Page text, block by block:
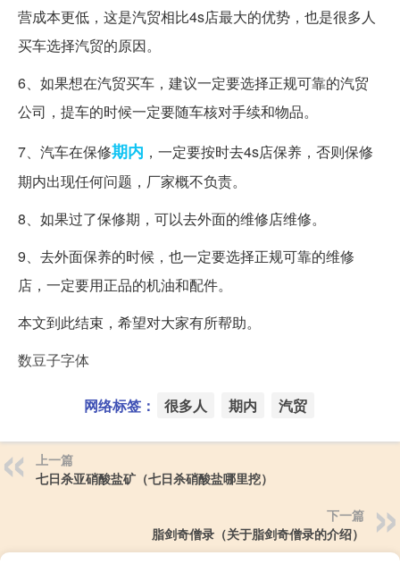
营成本更低，这是汽贸相比4s店最大的优势，也是很多人
买车选择汽贸的原因。
6、如果想在汽贸买车，建议一定要选择正规可靠的汽贸
公司，提车的时候一定要随车核对手续和物品。
7、汽车在保修期内 ，一定要按时去4s店保养，否则保修
期内出现任何问题，厂家概不负责。
8、如果过了保修期，可以去外面的维修店维修。
9、去外面保养的时候，也一定要选择正规可靠的维修
店，一定要用正品的机油和配件。
本文到此结束，希望对大家有所帮助。
数豆子字体
网络标签： 很多人 期内 汽贸
上一篇
七日杀亚硝酸盐矿（七日杀硝酸盐哪里挖）
下一篇
脂剑奇僧录（关于脂剑奇僧录的介绍）